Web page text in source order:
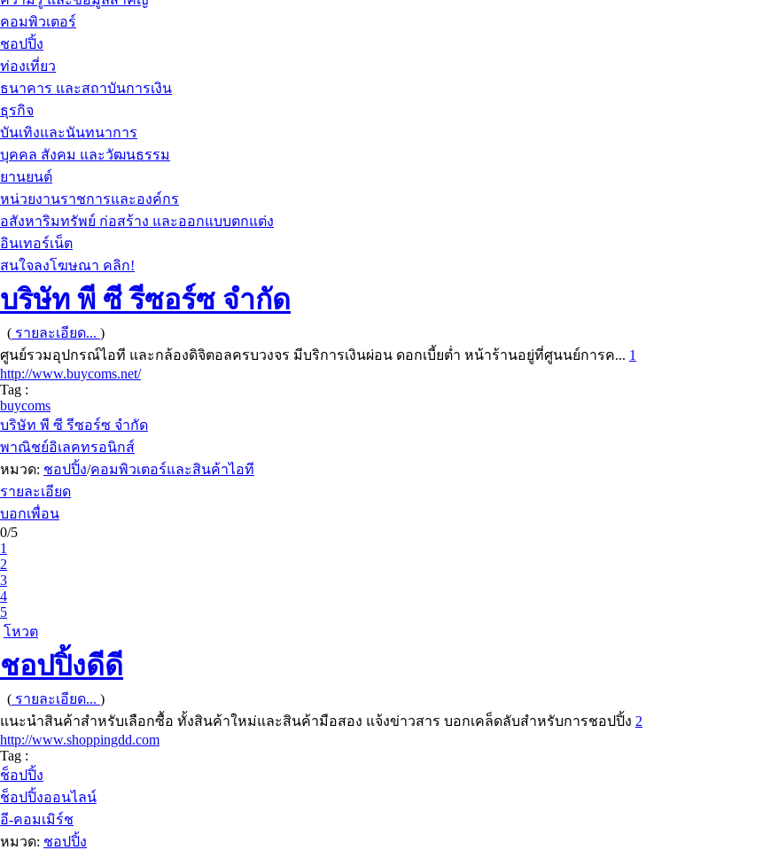
คอมพิวเตอร์
ชอปปิ้ง
ท่องเที่ยว
ธนาคาร และสถาบันการเงิน
ธุรกิจ
บันเทิงและนันทนาการ
บุคคล สังคม และวัฒนธรรม
ยานยนต์
หน่วยงานราชการและองค์กร
อสังหาริมทรัพย์ ก่อสร้าง และออกแบบตกแต่ง
อินเทอร์เน็ต
สนใจลงโฆษณา คลิก!
บริษัท พี ซี รีซอร์ซ จำกัด
( รายละเอียด... )
ศูนย์รวมอุปกรณ์ไอที และกล้องดิจิตอลครบวงจร มีบริการเงินผ่อน ดอกเบี้ยต่ำ หน้าร้านอยู่ที่ศูนนย์การค... 1
http://www.buycoms.net/
Tag :
buycoms
บริษัท พี ซี รีซอร์ซ จำกัด
พาณิชย์อิเลคทรอนิกส์
หมวด: ชอปปิ้ง/คอมพิวเตอร์และสินค้าไอที
รายละเอียด
บอกเพื่อน
0/5
1
2
3
4
5
โหวต
ชอปปิ้งดีดี
( รายละเอียด... )
แนะนำสินค้าสำหรับเลือกซื้อ ทั้งสินค้าใหม่และสินค้ามือสอง แจ้งข่าวสาร บอกเคล็ดลับสำหรับการชอปปิ้ง 2
http://www.shoppingdd.com
Tag :
ช็อปปิ้ง
ช็อปปิ้งออนไลน์
อี-คอมเมิร์ช
หมวด: ชอปปิ้ง